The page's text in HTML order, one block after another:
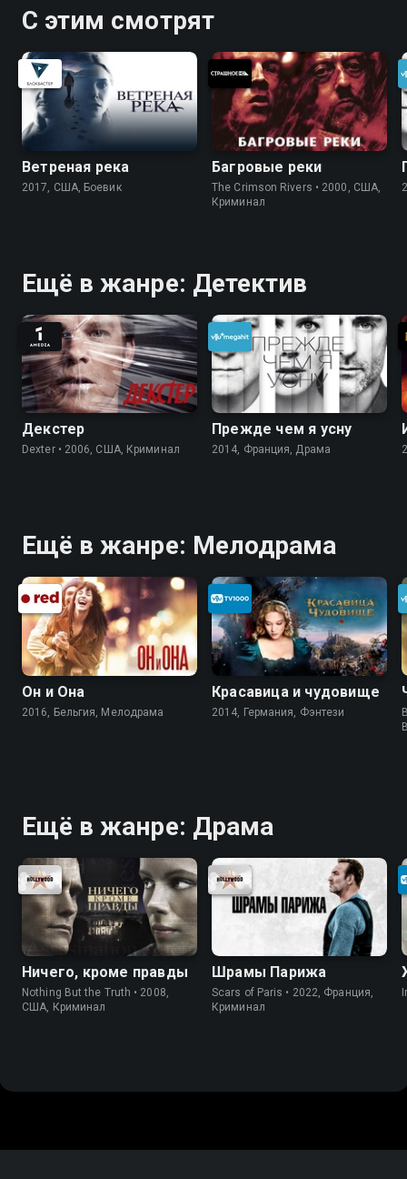
С этим смотрят
Ветреная река
2017, США, Боевик
Багровые реки
The Crimson Rivers • 2000, США,
Криминал
Ещё в жанре: Детектив
Декстер
Dexter • 2006, США, Криминал
Прежде чем я усну
2014, Франция, Драма
Ещё в жанре: Мелодрама
Он и Она
2016, Бельгия, Мелодрама
Красавица и чудовище
2014, Германия, Фэнтези
Ещё в жанре: Драма
Ничего, кроме правды
Nothing But the Truth • 2008,
США, Криминал
Шрамы Парижа
Scars of Paris • 2022, Франция,
Криминал